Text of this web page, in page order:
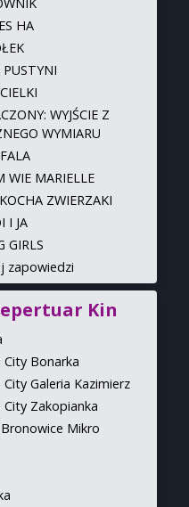
HA
PUSTYNI
WYJŚCIE Z
WYMIARU
WIE MARIELLE
ZWIERZAKI
I JA
GIRLS
zapowiedzi
Kin
City Bonarka
City Galeria Kazimierz
City Zakopianka
Mikro